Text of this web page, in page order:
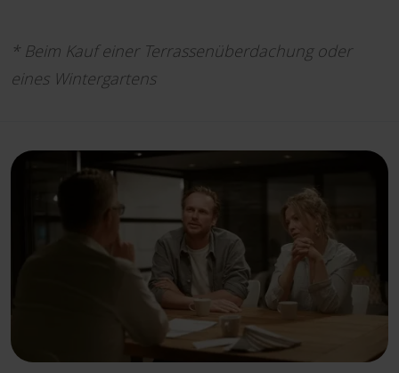
* Beim Kauf einer Terrassenüberdachung oder
eines Wintergartens